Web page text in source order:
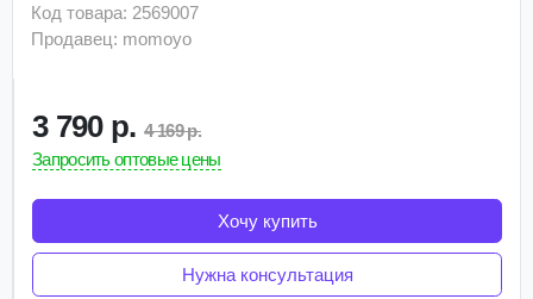
Код товара: 2569007
Продавец: momoyo
3 790 р. 4 169 р.
Запросить оптовые цены
Хочу купить
Нужна консультация